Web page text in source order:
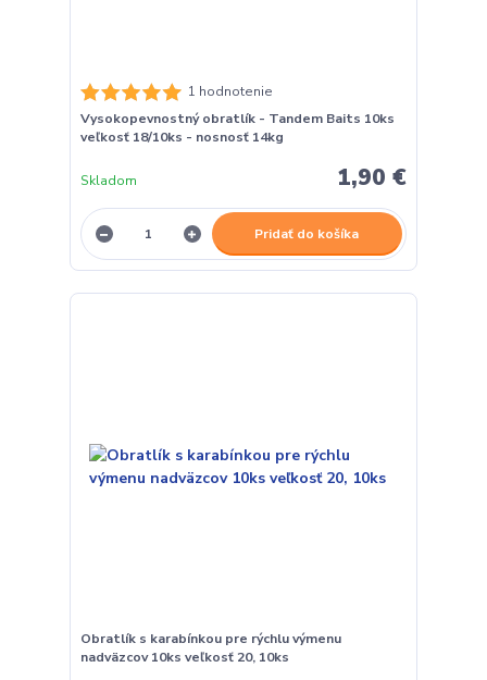
1 hodnotenie
Vysokopevnostný obratlík - Tandem Baits 10ks
veľkosť 18/10ks - nosnosť 14kg
1,90 €
Skladom
Pridať do košíka
Obratlík s karabínkou pre rýchlu výmenu
nadväzcov 10ks veľkosť 20, 10ks